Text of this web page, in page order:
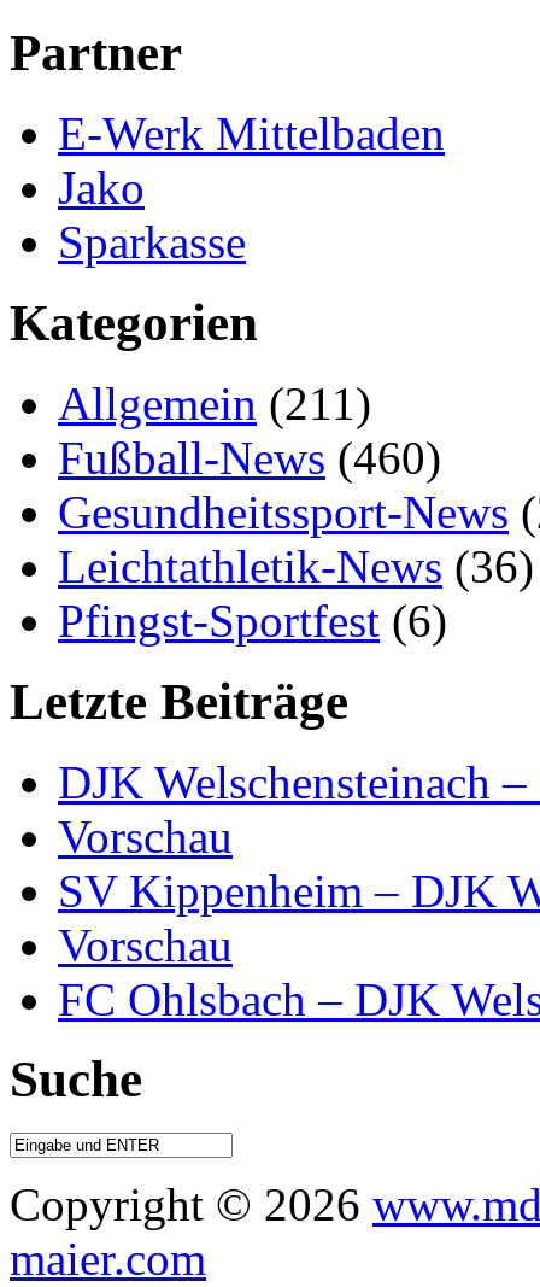
Partner
E-Werk Mittelbaden
Jako
Sparkasse
Kategorien
Allgemein (211)
Fußball-News (460)
Gesundheitssport-News
Leichtathletik-News (36)
Pfingst-Sportfest (6)
Letzte Beiträge
DJK Welschensteinach
Vorschau
SV Kippenheim – DJK
Vorschau
FC Ohlsbach – DJK
Suche
Copyright © 2026
maier.com